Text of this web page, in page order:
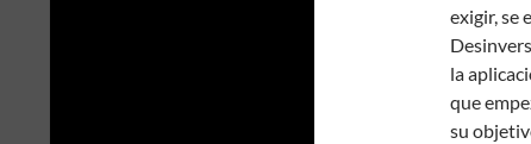
exigir, se
la
que
su